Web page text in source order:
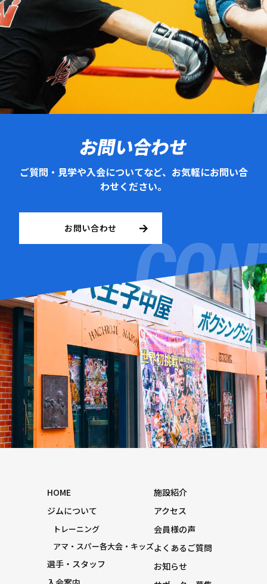
お問い合わせ
ご質問・見学や入会についてなど、お気軽にお問い合
わせください。
お問い合わせ
HOME
ジムについて
トレーニング
アマ・スパー各大会・キッズ
選手・スタッフ
施設紹介
アクセス
会員様の声
よくあるご質問
お知らせ